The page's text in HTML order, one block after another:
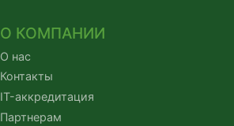
О КОМПАНИИ
О нас
Контакты
IT-аккредитация
Партнерам